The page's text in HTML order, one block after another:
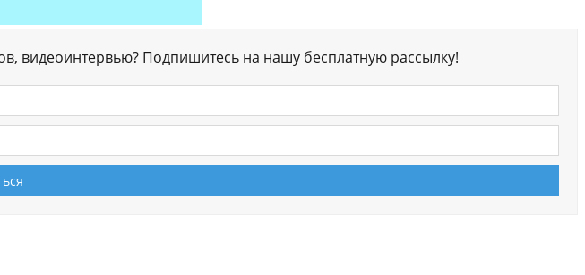
видеоинтервью? Подпишитесь на нашу бесплатную рассылку!